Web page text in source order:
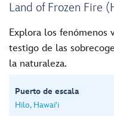
Land of Frozen Fire
Explora los fenómenos
testigo de las
la naturaleza.
Puerto de escala
Hilo, Hawai'i